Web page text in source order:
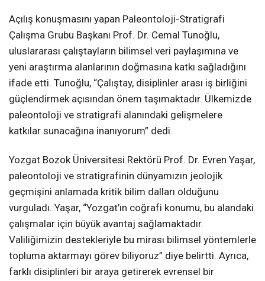
Açılış konuşmasını yapan Paleontoloji-Stratigrafi
Çalışma Grubu Başkanı Prof. Dr. Cemal Tunoğlu,
uluslararası çalıştayların bilimsel veri paylaşımına ve
yeni araştırma alanlarının doğmasına katkı sağladığını
ifade etti. Tunoğlu, “Çalıştay, disiplinler arası iş birliğini
güçlendirmek açısından önem taşımaktadır. Ülkemizde
paleontoloji ve stratigrafi alanındaki gelişmelere
katkılar sunacağına inanıyorum” dedi.
Yozgat Bozok Üniversitesi Rektörü Prof. Dr. Evren Yaşar,
paleontoloji ve stratigrafinin dünyamızın jeolojik
geçmişini anlamada kritik bilim dalları olduğunu
vurguladı. Yaşar, “Yozgat’ın coğrafi konumu, bu alandaki
çalışmalar için büyük avantaj sağlamaktadır.
Valiliğimizin destekleriyle bu mirası bilimsel yöntemlerle
topluma aktarmayı görev biliyoruz” diye belirtti. Ayrıca,
farklı disiplinleri bir araya getirerek evrensel bir